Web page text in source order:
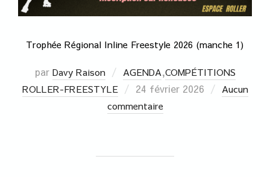
Trophée Régional Inline Freestyle 2026 (manche 1)
par Davy Raison AGENDA,COMPÉTITIONS
ROLLER-FREESTYLE
24 février 2026
Aucun
commentaire